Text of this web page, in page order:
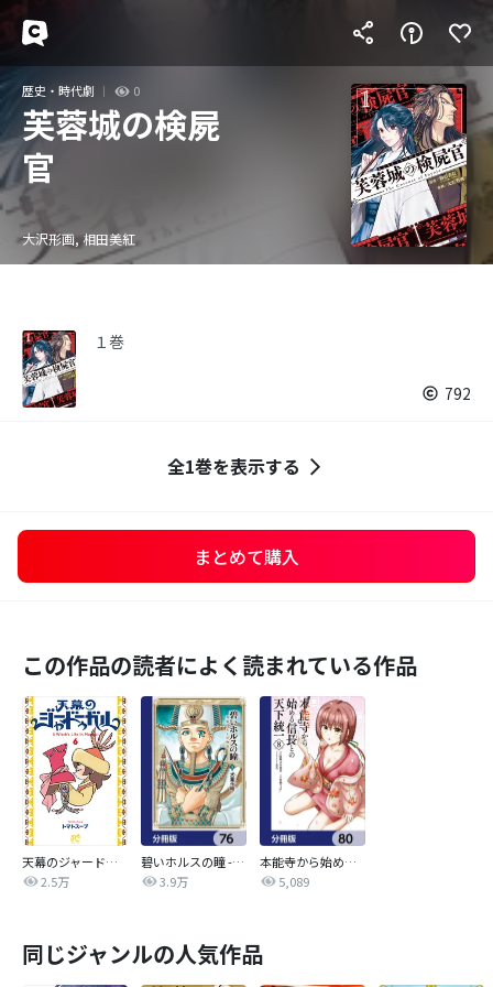
歴史・時代劇 0
芙蓉城の検屍
官
大沢形画, 相田美紅
１巻
792
全1巻を表示する
まとめて購入
この作品の読者によく読まれている作品
天幕のジャードゥーガル
2.5万
碧いホルスの瞳 -男装の女王の物語-【分冊版】
3.9万
本能寺から始める信長との天下統一【分冊版】
5,089
同じジャンルの人気作品